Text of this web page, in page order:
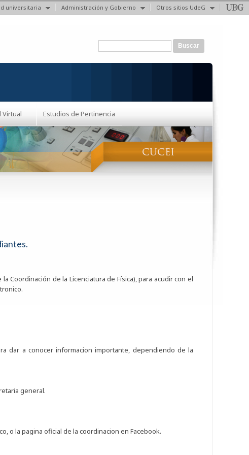
universitaria Administración y Gobierno Otros sitios UdeG
Formulario de búsqueda
Virtual Estudios de Pertinencia
Coordinación de la Licenciatura de Física), para acudir con el
dar a conocer informacion importante, dependiendo de la
general.
o la pagina oficial de la coordinacion en Facebook.